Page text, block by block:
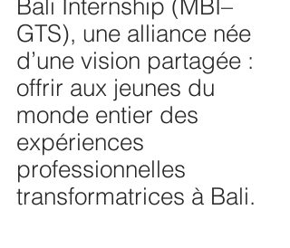
Bali Internship (MBI–
GTS), une alliance née
d’une vision partagée :
offrir aux jeunes du
monde entier des
expériences
professionnelles
transformatrices à Bali.